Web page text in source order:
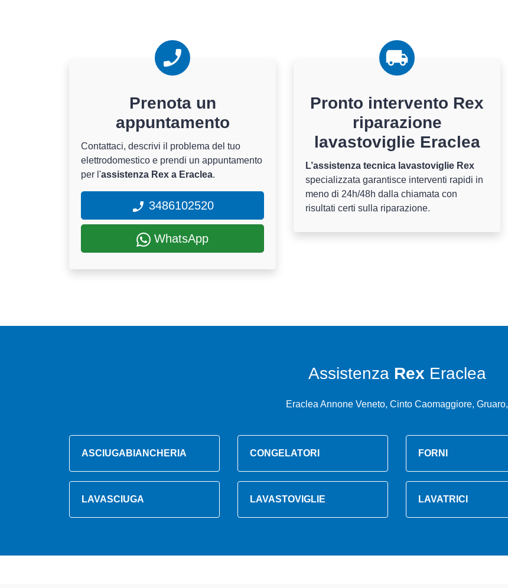
Prenota un
appuntamento
Contattaci, descrivi il problema del tuo
elettrodomestico e prendi un appuntamento
per l'assistenza Rex a Eraclea.
3486102520
WhatsApp
Pronto intervento Rex
riparazione
lavastoviglie Eraclea
L’assistenza tecnica lavastoviglie Rex
specializzata garantisce interventi rapidi in
meno di 24h/48h dalla chiamata con
risultati certi sulla riparazione.
Assistenza Rex Eraclea
Eraclea Annone Veneto, Cinto Caomaggiore, Gruaro,
ASCIUGABIANCHERIA CONGELATORI FORNI
LAVASCIUGA LAVASTOVIGLIE LAVATRICI